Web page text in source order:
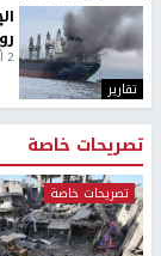
تقارير
2 أسبوعين، 4 أيام ago
تصريحات خاصة
تصريحات خاصة